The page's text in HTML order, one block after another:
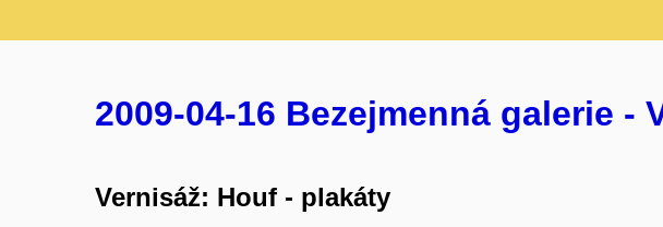
2009-04-16 Bezejmenná galerie -
Vernisáž: Houf - plakáty